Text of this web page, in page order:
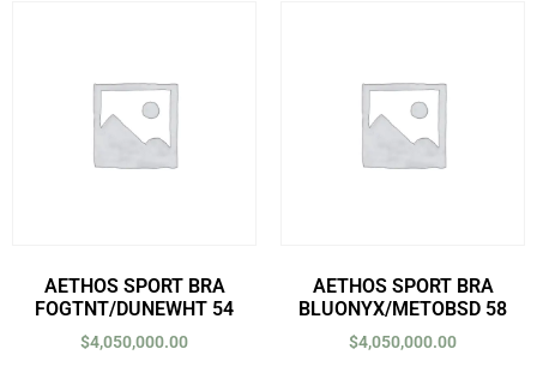
AETHOS SPORT BRA
FOGTNT/DUNEWHT 54
$4,050,000.00
AETHOS SPORT BRA
BLUONYX/METOBSD 58
$4,050,000.00